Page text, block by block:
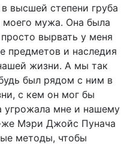
высшей степени груба
мужа. Она была
вырвать у меня
предметов и наследия
жизни. А мы так
был рядом с ним в
с кем он мог бы
угрожала мне и нашему
же Мэри Джойс Пунача
методы, чтобы